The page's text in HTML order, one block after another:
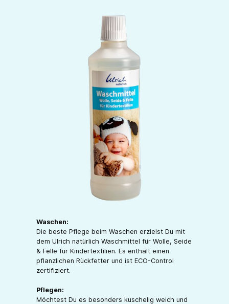
Waschen:
Die beste Pflege beim Waschen erzielst Du mit
dem Ulrich natürlich Waschmittel für Wolle, Seide
& Felle für Kindertextilien. Es enthält einen
pflanzlichen Rückfetter und ist ECO-Control
zertifiziert.
Pflegen:
Möchtest Du es besonders kuschelig weich und